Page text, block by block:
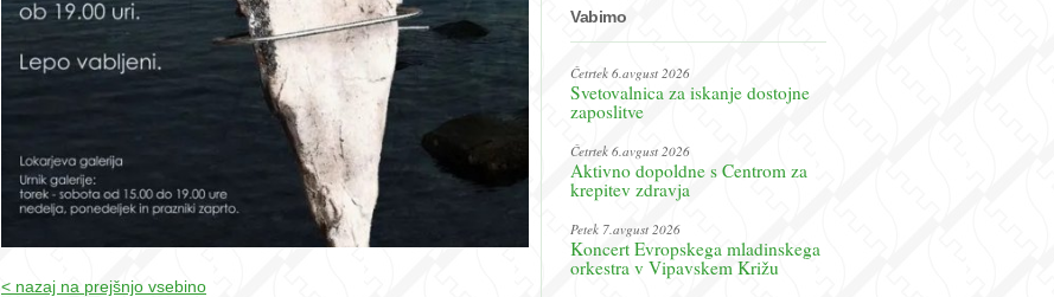
< nazaj na prejšnjo vsebino
Vabimo
Četrtek 6.avgust 2026
Svetovalnica za iskanje dostojne
zaposlitve
Četrtek 6.avgust 2026
Aktivno dopoldne s Centrom za
krepitev zdravja
Petek 7.avgust 2026
Koncert Evropskega mladinskega
orkestra v Vipavskem Križu